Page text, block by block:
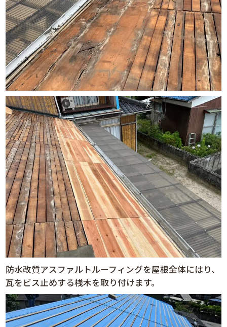
防水改質アスファルトルーフィングを屋根全体にはり、
瓦をビス止めする桟木を取り付けます。